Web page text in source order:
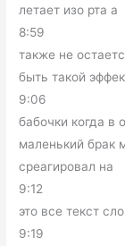
летает изо рта а
8:59
также не
быть такой
9:06
бабочки когда в
маленький брак
среагировал на
9:12
это все текст
9:19